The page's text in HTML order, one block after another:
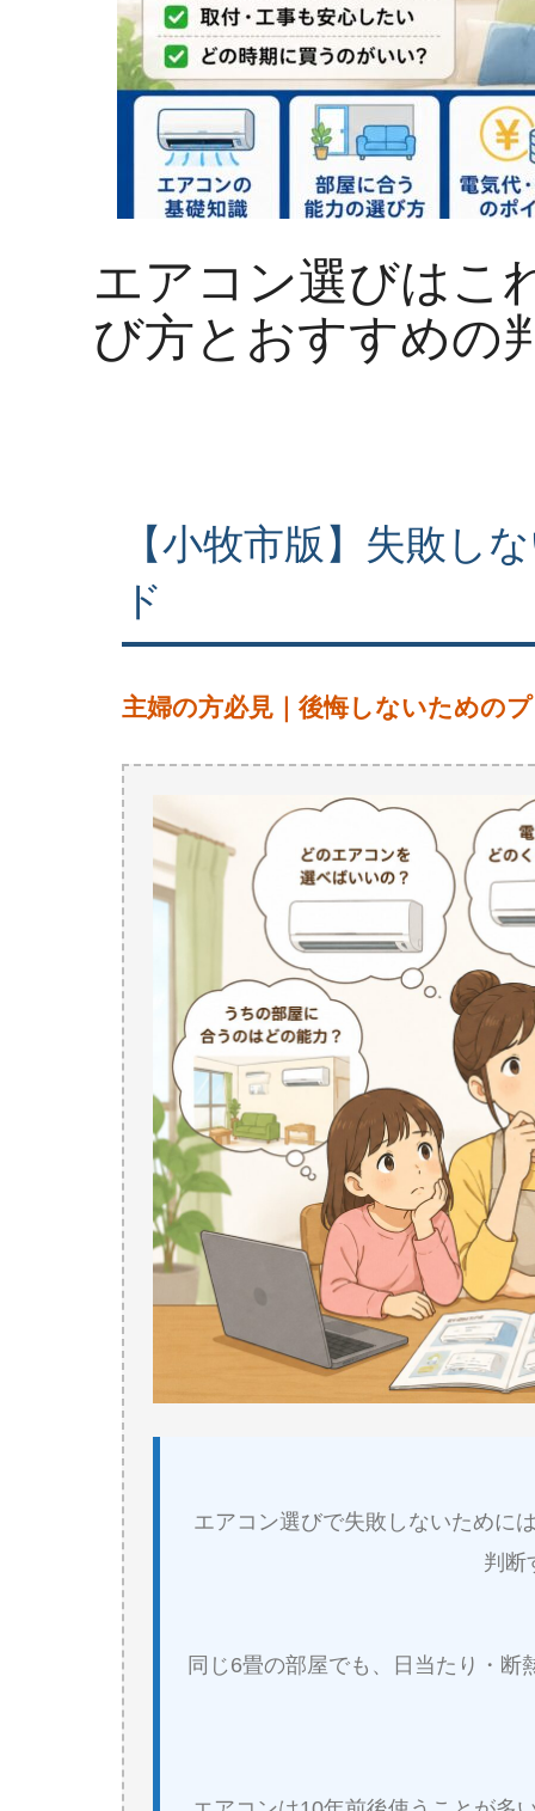
エアコン選びはこ
び方とおすすめの
【小牧市版】失敗し
ド
主婦の方必見｜後悔しないための
エアコン選びで失敗しないために
判断
同じ6畳の部屋でも、日当たり・